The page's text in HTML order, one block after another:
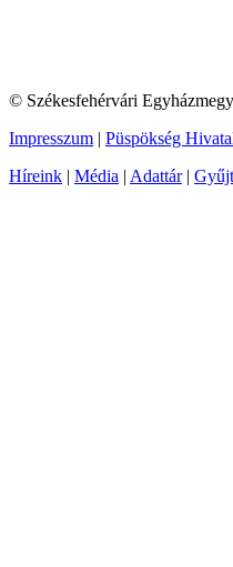
© Székesfehérvári
Impresszum | Püspökség
Híreink | Média | Adattár|